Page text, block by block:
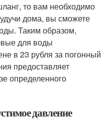
то вам необходимо
дома, вы сможете
Таким образом,
для воды
в 23 рубля за погонный
предоставляет
определенного
давление